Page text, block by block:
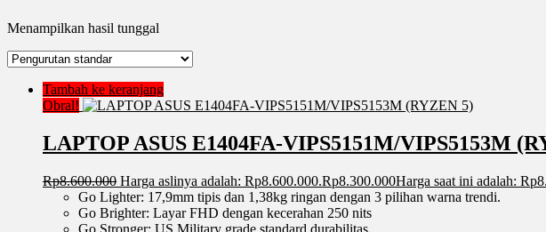
Menampilkan hasil tunggal
Tambah ke keranjang
Obral!
LAPTOP ASUS E1404FA-VIPS5151M/VIPS5153M
Rp8.600.000 Harga aslinya adalah: Rp8.600.000.Rp8.300.000Harga saat ini adalah:
Go Lighter: 17,9mm tipis dan 1,38kg ringan dengan 3 pilihan warna trendi.
Go Brighter: Layar FHD dengan kecerahan 250 nits